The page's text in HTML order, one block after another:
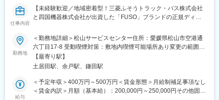
訪問2～3件程度（10時～12時）→昼食（12時～13時）→紹介い
ただいたお客様への提案（13時～16時）→翌日の訪問準備（16時
～17時）→就業（18時以降）
ります。
■職務のミッション：
当社の取扱製品は、お客様にとって非常に重要な商売道具です。
お客様に最も適したトラックやバス、漁船などの提案のみなら
お客様の効率アップを図っていきます。お客様に大きな喜びを提
供し、更なる信頼関係の構築に繋げることがミッションです。
仕事内容
【未経験歓迎／地域密着型！三菱ふそうトラック・バス株式会社
と四国機器株式会社が出資した「FUSO」ブランドの正規ディー
能な環境です／転勤なし】
■業務概要：
大型のトラック、商用車の整備を担当いただきます。
※車検がメインとなり、基本的には工場勤務です。外に行くことは
ほとんどありません。
勤務地
＜勤務地詳細＞松山サービスセンター住所：愛媛県松山市空港通
六丁目17-8 受動喫煙対策：敷地内喫煙可能場所あり変更の範囲：
無【最寄り駅】
土居田駅、余戸駅、鎌田駅
給与
＜予定年収＞400万円～500万円＜賃金形態＞月給制補足事項なし
＜賃金内訳＞月額（基本給）：200,000円～250,000円その他固定